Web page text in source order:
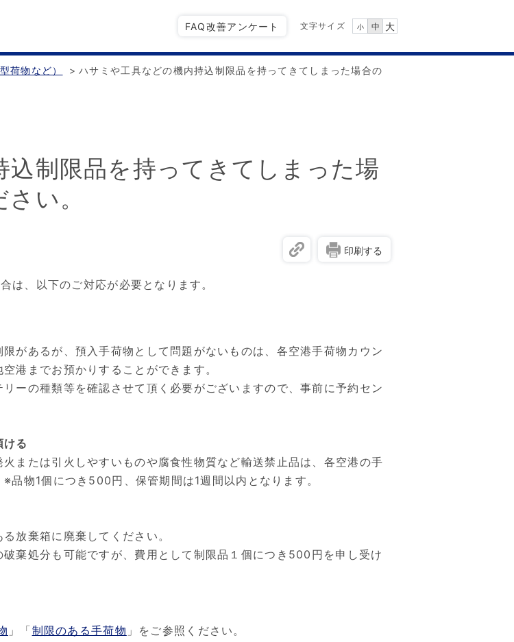
FAQ改善アンケート 文字サイズ 小 中 大
荷物など） > ハサミや工具などの機内持込制限品を持ってきてしまった場合の
制限品を持ってきてしまった場
い。
印刷する
は、以下のご対応が必要となります。
があるが、預入手荷物として問題がないものは、各空港手荷物カウン
港までお預かりすることができます。
ーの種類等を確認させて頂く必要がございますので、事前に予約セン
る
または引火しやすいものや腐食性物質など輸送禁止品は、各空港の手
品物1個につき500円、保管期間は1週間以内となります。
放棄箱に廃棄してください。
棄処分も可能ですが、費用として制限品１個につき500円を申し受け
」「制限のある手荷物 」をご参照ください。